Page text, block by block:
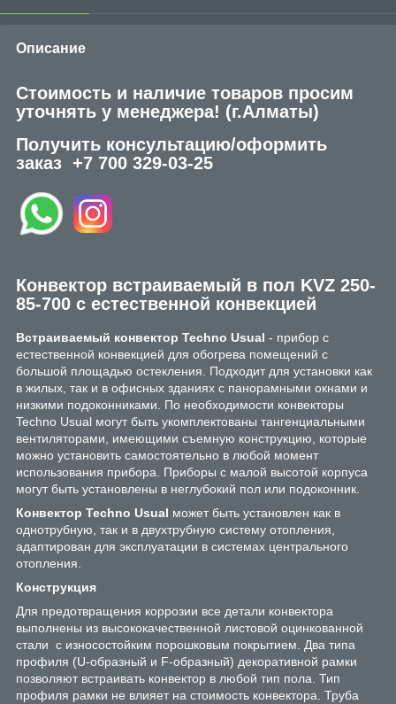
Описание
Стоимость и наличие товаров просим
уточнять у менеджера! (г.Алматы)
Получить консультацию/оформить
заказ +7 700 329-03-25
Конвектор встраиваемый в пол KVZ 250-
85-700 с естественной конвекцией
Встраиваемый конвектор Techno Usual - прибор с
естественной конвекцией для обогрева помещений с
большой площадью остекления. Подходит для установки как
в жилых, так и в офисных зданиях с панорамными окнами и
низкими подоконниками. По необходимости конвекторы
Techno Usual могут быть укомплектованы тангенциальными
вентиляторами, имеющими съемную конструкцию, которые
можно установить самостоятельно в любой момент
использования прибора. Приборы с малой высотой корпуса
могут быть установлены в неглубокий пол или подоконник.
Конвектор Techno Usual может быть установлен как в
однотрубную, так и в двухтрубную систему отопления,
адаптирован для эксплуатации в системах центрального
отопления.
Конструкция
Для предотвращения коррозии все детали конвектора
выполнены из высококачественной листовой оцинкованной
стали с износостойким порошковым покрытием. Два типа
профиля (U-образный и F-образный) декоративной рамки
позволяют встраивать конвектор в любой тип пола. Тип
профиля рамки не влияет на стоимость конвектора. Труба